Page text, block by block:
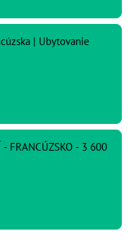
| Ubytovanie
- FRANCÚZSKO - 3 600